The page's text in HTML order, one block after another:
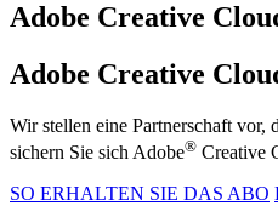
Adobe Creative
Adobe Creative
Wir stellen eine Partnerschaft
sichern Sie sich Adobe® Creative
SO ERHALTEN SIE DAS ABO